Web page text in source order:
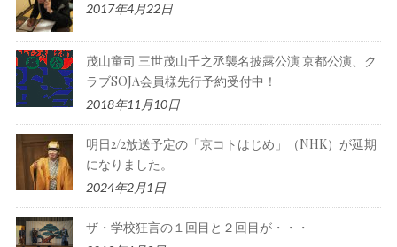
2017年4月22日
茂山童司 三世茂山千之丞襲名披露公演 京都公演、ク
ラブSOJA会員様先行予約受付中！
2018年11月10日
明日2/2放送予定の「京コトはじめ」（NHK）が延期
になりました。
2024年2月1日
ザ・学校狂言の１回目と２回目が・・・